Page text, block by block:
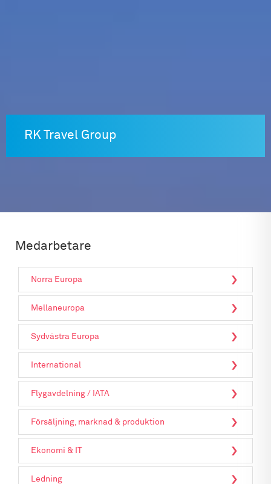
RK Travel Group
Medarbetare
Norra Europa
Mellaneuropa
Sydvästra Europa
International
Flygavdelning / IATA
Försäljning, marknad & produktion
Ekonomi & IT
Ledning